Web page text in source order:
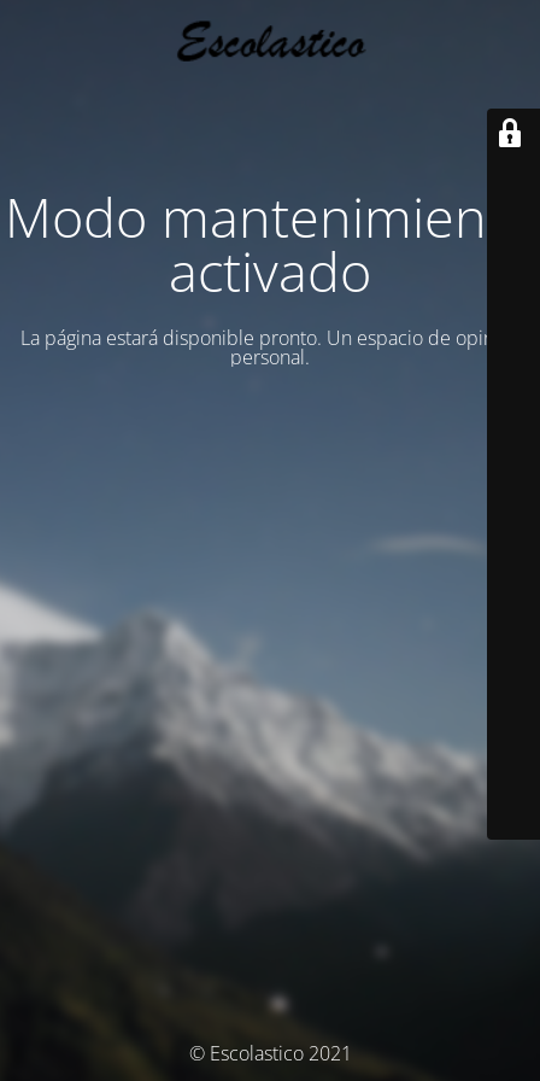
Modo mantenimiento
activado
La página estará disponible pronto. Un espacio de opinion
personal.
© Escolastico 2021